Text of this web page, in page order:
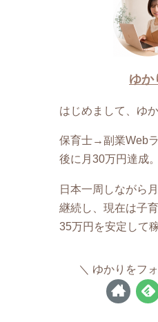
ゆか
はじめまして、ゆか
保育士→副業Web
後に月30万円達成。
日本一周しながら
継続し、現在は子
35万円を安定して
ゆかりをフ